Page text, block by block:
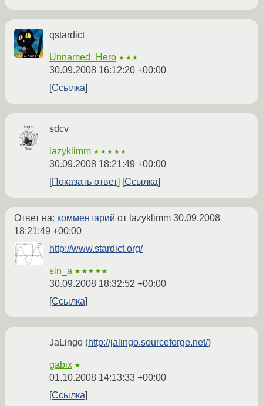
qstardict
Unnamed_Hero ★★★
30.09.2008 16:12:20 +00:00
Ссылка
sdcv
lazyklimm ★★★★★
30.09.2008 18:21:49 +00:00
Показать ответ
Ссылка
Ответ на: комментарий от lazyklimm 30.09.2008
18:21:49 +00:00
http://www.stardict.org/
sin_a ★★★★★
30.09.2008 18:32:52 +00:00
Ссылка
JaLingo (http://jalingo.sourceforge.net/)
gabix ★
01.10.2008 14:13:33 +00:00
Ссылка